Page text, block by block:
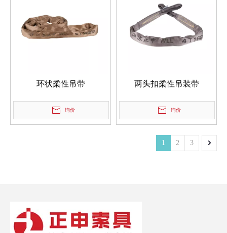
环状柔性吊带
询价
两头扣柔性吊装带
询价
1 2 3